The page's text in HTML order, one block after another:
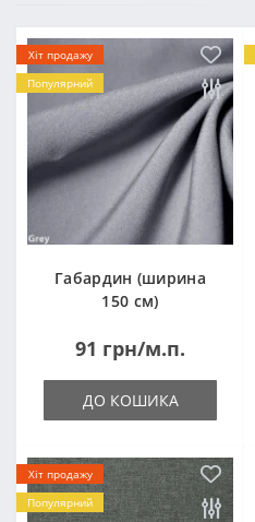
Хіт продажу
Популярний
Габардин (ширина
150 см)
91 грн/м.п.
ДО КОШИКА
Хіт продажу
Популярний